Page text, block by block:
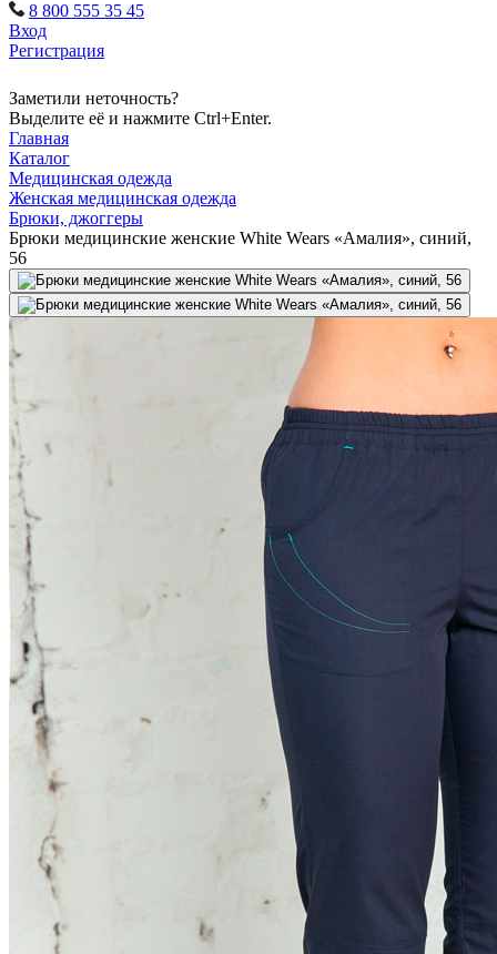
8 800 555 35 45
Вход
Регистрация
Заметили неточность?
Выделите её и нажмите Ctrl+Enter.
Главная
Каталог
Медицинская одежда
Женская медицинская одежда
Брюки, джоггеры
Брюки медицинские женские White Wears «Амалия», синий,
56